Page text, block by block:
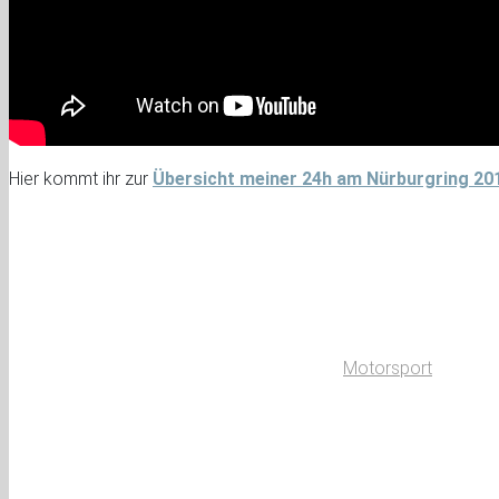
Hier kommt ihr zur Übersicht meiner 24h am Nürburgring
Motorsport